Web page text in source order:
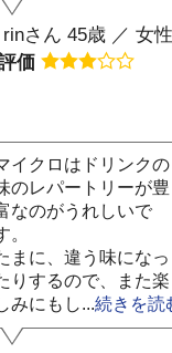
rinさん 45歳 ／ 女性
価
イクロはドリンクの
のレパートリーが豊
なのがうれしいで
。
まに、違う味になっ
りするので、また楽
みにもし...続きを読